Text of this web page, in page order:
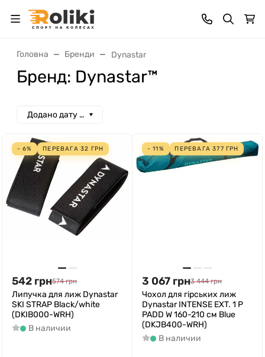
Головна Бренди Dynastar
Бренд: Dynastar™
Додано дату спад
- 6% ПЕРЕВАГА32 ГРН
542 грн574 грн
Липучка для лиж Dynastar
SKI STRAP Black/white
(DKIB000-WRH)
В наличии
- 11% ПЕРЕВАГА377 ГРН
3 067 грн3 444 грн
Чохол для гірських лиж
Dynastar INTENSE EXT. 1 P
PADD W 160-210 см Blue
(DKJB400-WRH)
В наличии